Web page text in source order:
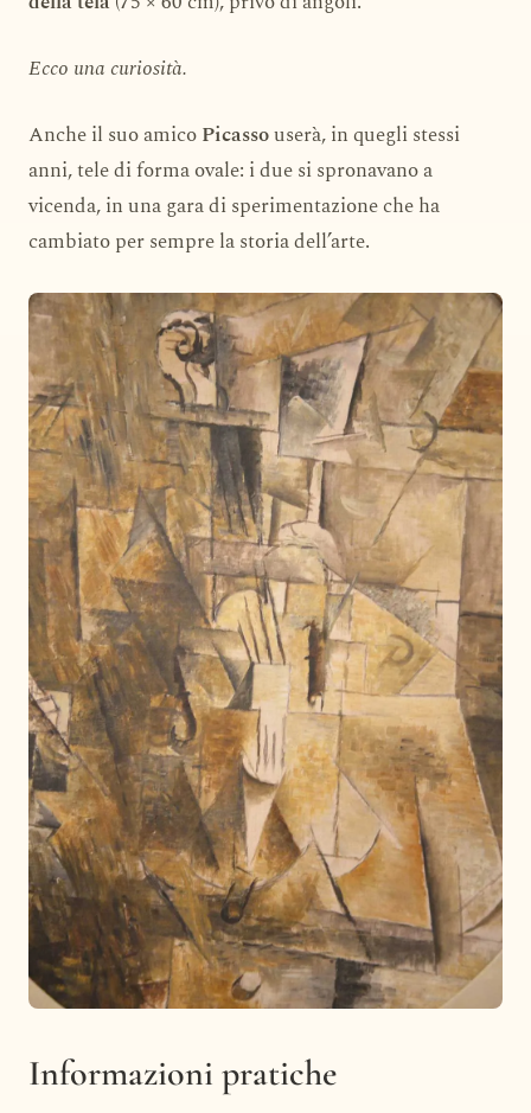
Ecco una curiosità.
Anche il suo amicoPicassouserà, in quegli stessi
anni, tele di forma ovale: i due si spronavano a
vicenda, in una gara di sperimentazione che ha
cambiato per sempre la storia dell’arte.
Informazioni pratiche